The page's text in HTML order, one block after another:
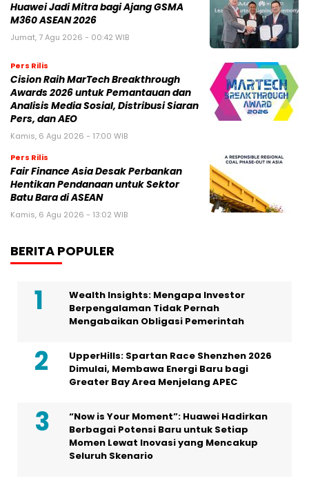
Huawei Jadi Mitra bagi Ajang GSMA
M360 ASEAN 2026
Jumat, 7 Agu 2026 - 00:42 WIB
Pers Rilis
Cision Raih MarTech Breakthrough
Awards 2026 untuk Pemantauan dan
Analisis Media Sosial, Distribusi Siaran
Pers, dan AEO
Kamis, 6 Agu 2026 - 17:00 WIB
Pers Rilis
Fair Finance Asia Desak Perbankan
Hentikan Pendanaan untuk Sektor
Batu Bara di ASEAN
Kamis, 6 Agu 2026 - 13:02 WIB
BERITA POPULER
Wealth Insights: Mengapa Investor
Berpengalaman Tidak Pernah
Mengabaikan Obligasi Pemerintah
UpperHills: Spartan Race Shenzhen 2026
Dimulai, Membawa Energi Baru bagi
Greater Bay Area Menjelang APEC
“Now is Your Moment”: Huawei Hadirkan
Berbagai Potensi Baru untuk Setiap
Momen Lewat Inovasi yang Mencakup
Seluruh Skenario